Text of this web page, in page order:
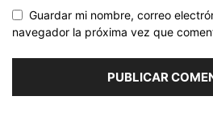
Guardar mi nombre, correo
navegador la próxima vez que